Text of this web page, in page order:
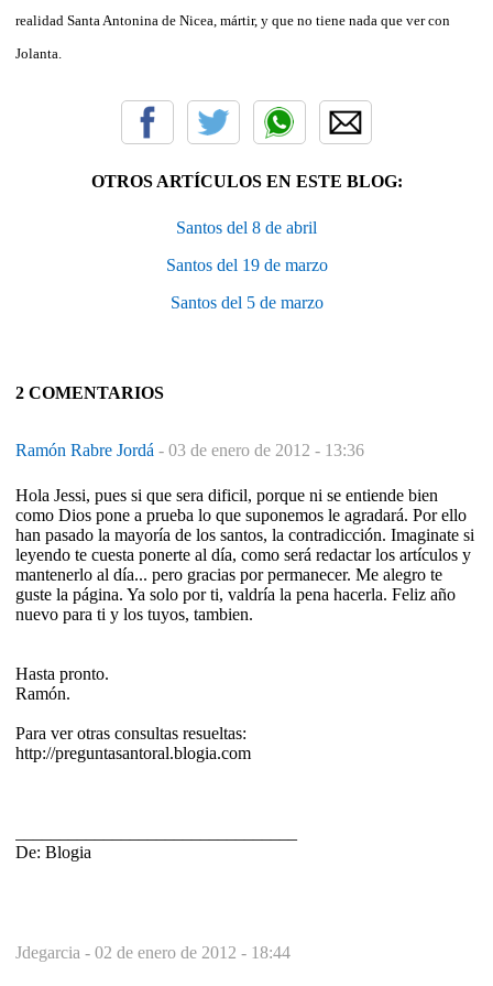
realidad Santa Antonina de Nicea, mártir, y que no tiene nada que ver con
Jolanta.
OTROS ARTÍCULOS EN ESTE BLOG:
Santos del 8 de abril
Santos del 19 de marzo
Santos del 5 de marzo
2 COMENTARIOS
Ramón Rabre Jordá - 03 de enero de 2012 - 13:36
Hola Jessi, pues si que sera dificil, porque ni se entiende bien
como Dios pone a prueba lo que suponemos le agradará. Por ello
han pasado la mayoría de los santos, la contradicción. Imaginate si
leyendo te cuesta ponerte al día, como será redactar los artículos y
mantenerlo al día... pero gracias por permanecer. Me alegro te
guste la página. Ya solo por ti, valdría la pena hacerla. Feliz año
nuevo para ti y los tuyos, tambien.
Hasta pronto.
Ramón.
Para ver otras consultas resueltas:
http://preguntasantoral.blogia.com
De: Blogia
Jdegarcia - 02 de enero de 2012 - 18:44